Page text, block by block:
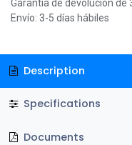
Garantía de devolución de
Envío: 3-5 días hábiles
Description
Specifications
Documents